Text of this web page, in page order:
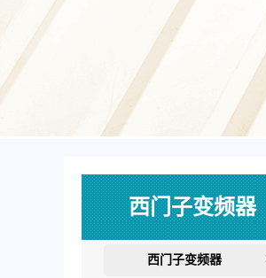
西门子变频器
西门子变频器